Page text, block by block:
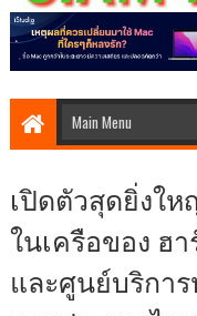
เปิดตัวสุดยิ่งให
ในเครือของ ฮ
และศูนย์บริกา